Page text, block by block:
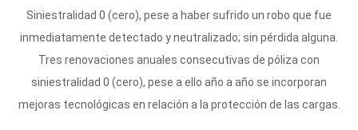
Siniestralidad 0 (cero), pese a haber sufrido un robo que fue
inmediatamente detectado y neutralizado; sin pérdida alguna.
Tres renovaciones anuales consecutivas de póliza con
siniestralidad 0 (cero), pese a ello año a año se incorporan
mejoras tecnológicas en relación a la protección de las cargas.